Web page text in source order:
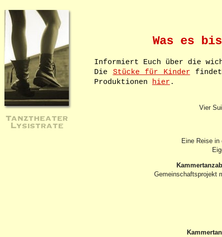
Tanztheater
Lysistrate
Was es
Informiert Euch über die
Die Stücke für Kinder findet
Produktionen
hier .
Vier
Eine Reise in
Gemeinschaftsprojekt